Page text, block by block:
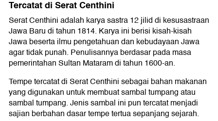
Tercatat di Serat Centhini
Serat Centhini adalah karya sastra 12 jilid di kesusastraan
Jawa Baru di tahun 1814. Karya ini berisi kisah-kisah
Jawa beserta ilmu pengetahuan dan kebudayaan Jawa
agar tidak punah. Penulisannya berdasar pada masa
pemerintahan Sultan Mataram di tahun 1600-an.
Tempe tercatat di Serat Centhini sebagai bahan makanan
yang digunakan untuk membuat sambal tumpang atau
sambal tumpang. Jenis sambal ini pun tercatat menjadi
sajian berbahan dasar tempe tertua sepanjang sejarah.